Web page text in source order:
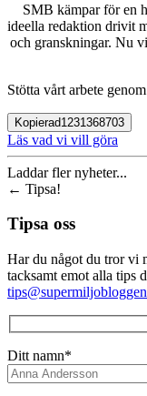
SMB kämpar för en
ideella redaktion drivit
och granskningar. Nu
Stötta vårt arbete
Kopierad1231368703
Läs vad vi vill göra
Laddar fler nyheter...
← Tipsa!
Tipsa oss
Har du något du tror vi
tacksamt emot alla tips
Ditt namn*